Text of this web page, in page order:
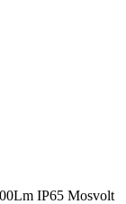
IP65 Mosvolt